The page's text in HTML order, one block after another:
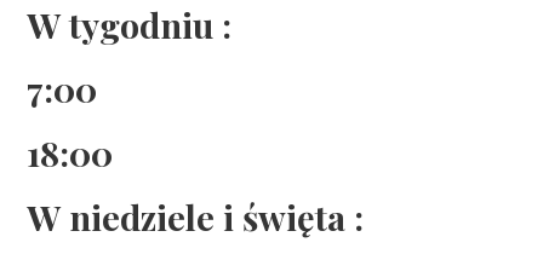
W tygodniu :
7:00
18:00
W niedziele i święta :